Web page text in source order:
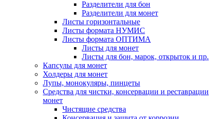
Разделители для бон
Разделители для монет
Листы горизонтальные
Листы формата НУМИС
Листы формата ОПТИМА
Листы для монет
Листы для бон, марок, открыток и пр.
Капсулы для монет
Холдеры для монет
Лупы, монокуляры, пинцеты
Средства для чистки, консервации и реставрации
монет
Чистящие средства